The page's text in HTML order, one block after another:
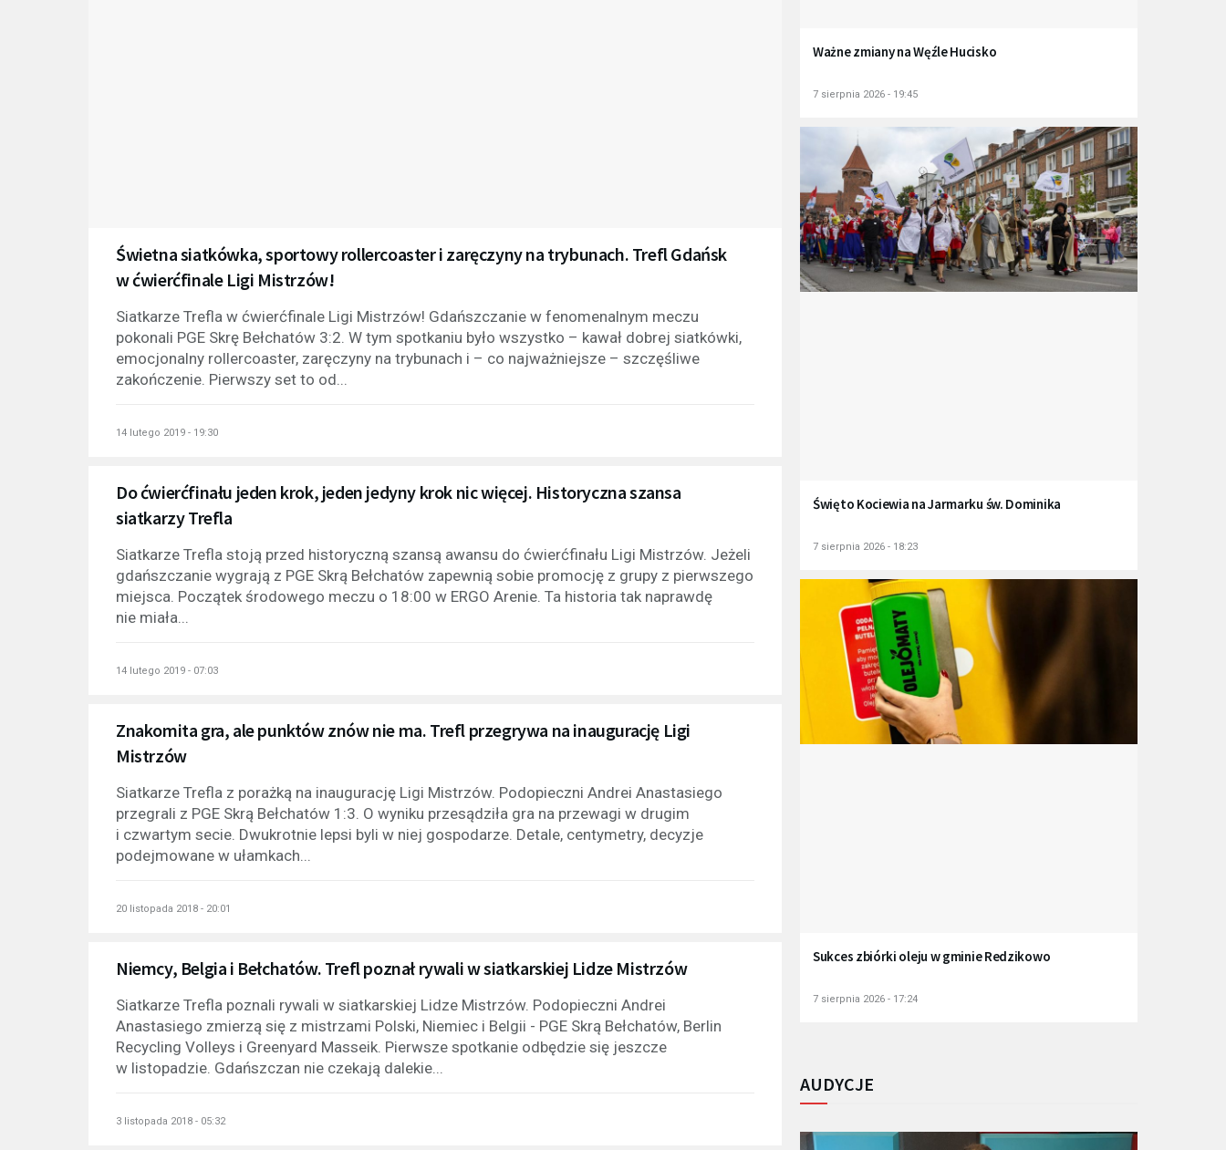
Świetna siatkówka, sportowy rollercoaster i zaręczyny na trybunach. Trefl Gdańsk
w ćwierćfinale Ligi Mistrzów!
Siatkarze Trefla w ćwierćfinale Ligi Mistrzów! Gdańszczanie w fenomenalnym meczu
pokonali PGE Skrę Bełchatów 3:2. W tym spotkaniu było wszystko – kawał dobrej siatkówki,
emocjonalny rollercoaster, zaręczyny na trybunach i – co najważniejsze – szczęśliwe
zakończenie. Pierwszy set to od...
14 lutego 2019 - 19:30
Do ćwierćfinału jeden krok, jeden jedyny krok nic więcej. Historyczna szansa
siatkarzy Trefla
Siatkarze Trefla stoją przed historyczną szansą awansu do ćwierćfinału Ligi Mistrzów. Jeżeli
gdańszczanie wygrają z PGE Skrą Bełchatów zapewnią sobie promocję z grupy z pierwszego
miejsca. Początek środowego meczu o 18:00 w ERGO Arenie. Ta historia tak naprawdę
nie miała...
14 lutego 2019 - 07:03
Znakomita gra, ale punktów znów nie ma. Trefl przegrywa na inaugurację Ligi
Mistrzów
Siatkarze Trefla z porażką na inaugurację Ligi Mistrzów. Podopieczni Andrei Anastasiego
przegrali z PGE Skrą Bełchatów 1:3. O wyniku przesądziła gra na przewagi w drugim
i czwartym secie. Dwukrotnie lepsi byli w niej gospodarze. Detale, centymetry, decyzje
podejmowane w ułamkach...
20 listopada 2018 - 20:01
Niemcy, Belgia i Bełchatów. Trefl poznał rywali w siatkarskiej Lidze Mistrzów
Siatkarze Trefla poznali rywali w siatkarskiej Lidze Mistrzów. Podopieczni Andrei
Anastasiego zmierzą się z mistrzami Polski, Niemiec i Belgii - PGE Skrą Bełchatów, Berlin
Recycling Volleys i Greenyard Masseik. Pierwsze spotkanie odbędzie się jeszcze
w listopadzie. Gdańszczan nie czekają dalekie...
3 listopada 2018 - 05:32
Ważne zmiany na Węźle Hucisko
7 sierpnia 2026 - 19:45
Święto Kociewia na Jarmarku św. Dominika
7 sierpnia 2026 - 18:23
Sukces zbiórki oleju w gminie Redzikowo
7 sierpnia 2026 - 17:24
AUDYCJE